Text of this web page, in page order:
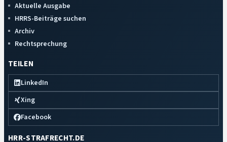
Aktuelle Ausgabe
HRRS-Beiträge suchen
Archiv
Rechtsprechung
TEILEN
LinkedIn
Xing
Facebook
HRR-STRAFRECHT.DE